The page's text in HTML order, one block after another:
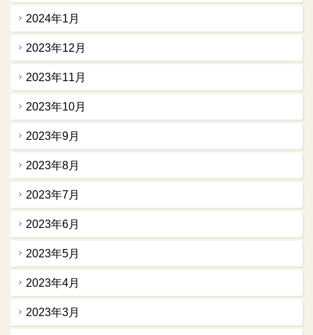
2024年1月
2023年12月
2023年11月
2023年10月
2023年9月
2023年8月
2023年7月
2023年6月
2023年5月
2023年4月
2023年3月